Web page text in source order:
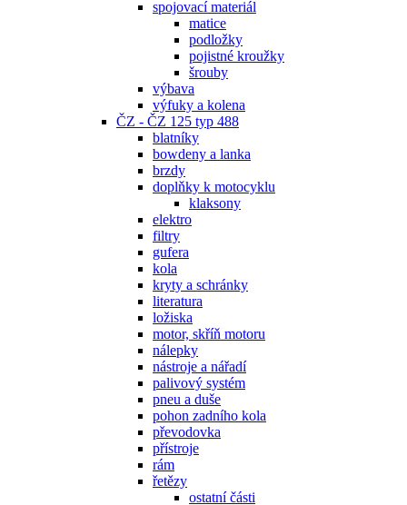
spojovací materiál
matice
podložky
pojistné kroužky
šrouby
výbava
výfuky a kolena
ČZ - ČZ 125 typ 488
blatníky
bowdeny a lanka
brzdy
doplňky k motocyklu
klaksony
elektro
filtry
gufera
kola
kryty a schránky
literatura
ložiska
motor, skříň motoru
nálepky
nástroje a nářadí
palivový systém
pneu a duše
pohon zadního kola
převodovka
přístroje
rám
řetězy
ostatní části